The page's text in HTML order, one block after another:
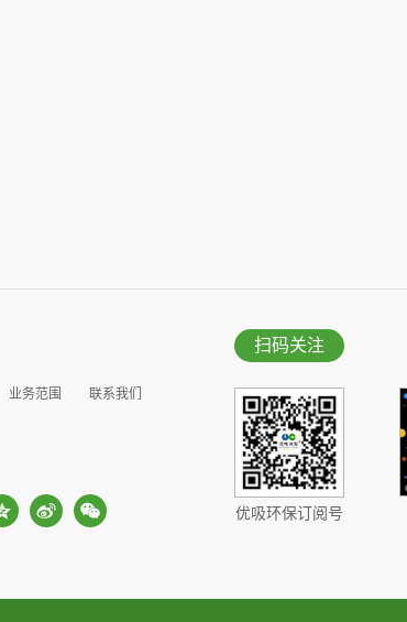
业务范围
联系我们
扫码关注
优吸环保订阅号